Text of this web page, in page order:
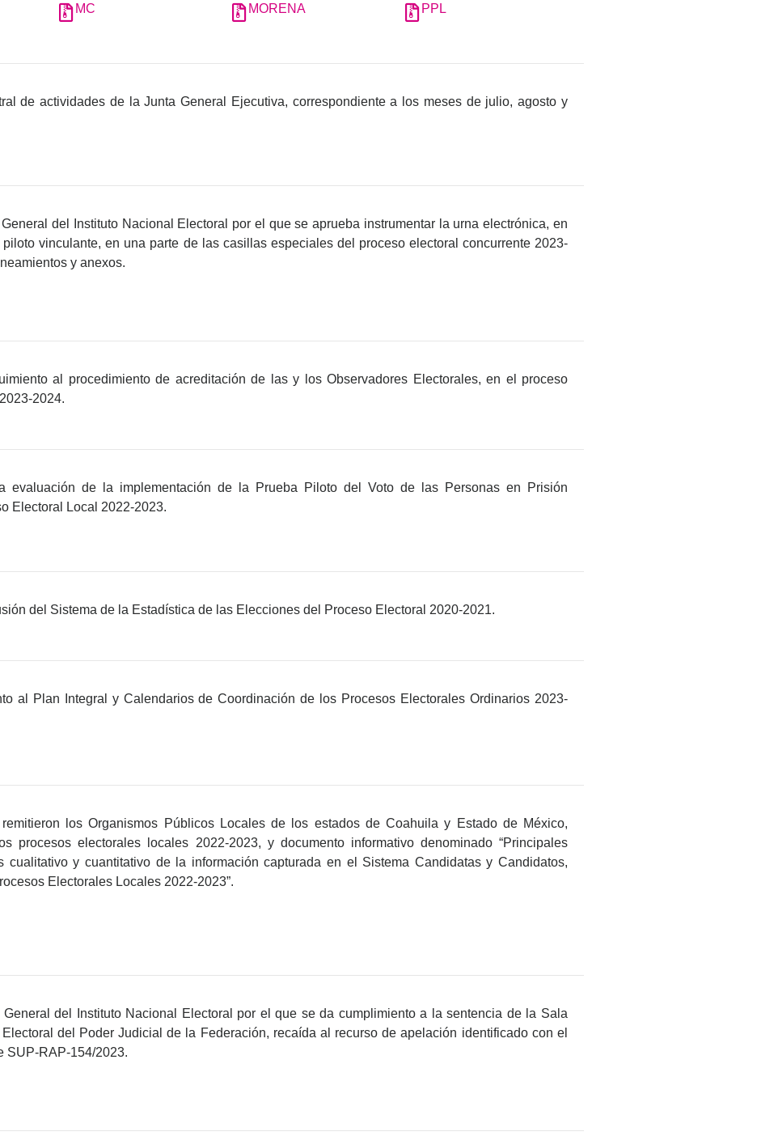
MC
MORENA
PPL
de actividades de la Junta General Ejecutiva, correspondiente a los meses de julio, agosto y
del Instituto Nacional Electoral por el que se aprueba instrumentar la urna electrónica, en
vinculante, en una parte de las casillas especiales del proceso electoral concurrente 2023-
y anexos.
al procedimiento de acreditación de las y los Observadores Electorales, en el proceso
2024.
evaluación de la implementación de la Prueba Piloto del Voto de las Personas en Prisión
Electoral Local 2022-2023.
del Sistema de la Estadística de las Elecciones del Proceso Electoral 2020-2021.
al Plan Integral y Calendarios de Coordinación de los Procesos Electorales Ordinarios 2023-
remitieron los Organismos Públicos Locales de los estados de Coahuila y Estado de México,
procesos electorales locales 2022-2023, y documento informativo denominado “Principales
cualitativo y cuantitativo de la información capturada en el Sistema Candidatas y Candidatos,
Electorales Locales 2022-2023”.
del Instituto Nacional Electoral por el que se da cumplimiento a la sentencia de la Sala
del Poder Judicial de la Federación, recaída al recurso de apelación identificado con el
SUP-RAP-154/2023.